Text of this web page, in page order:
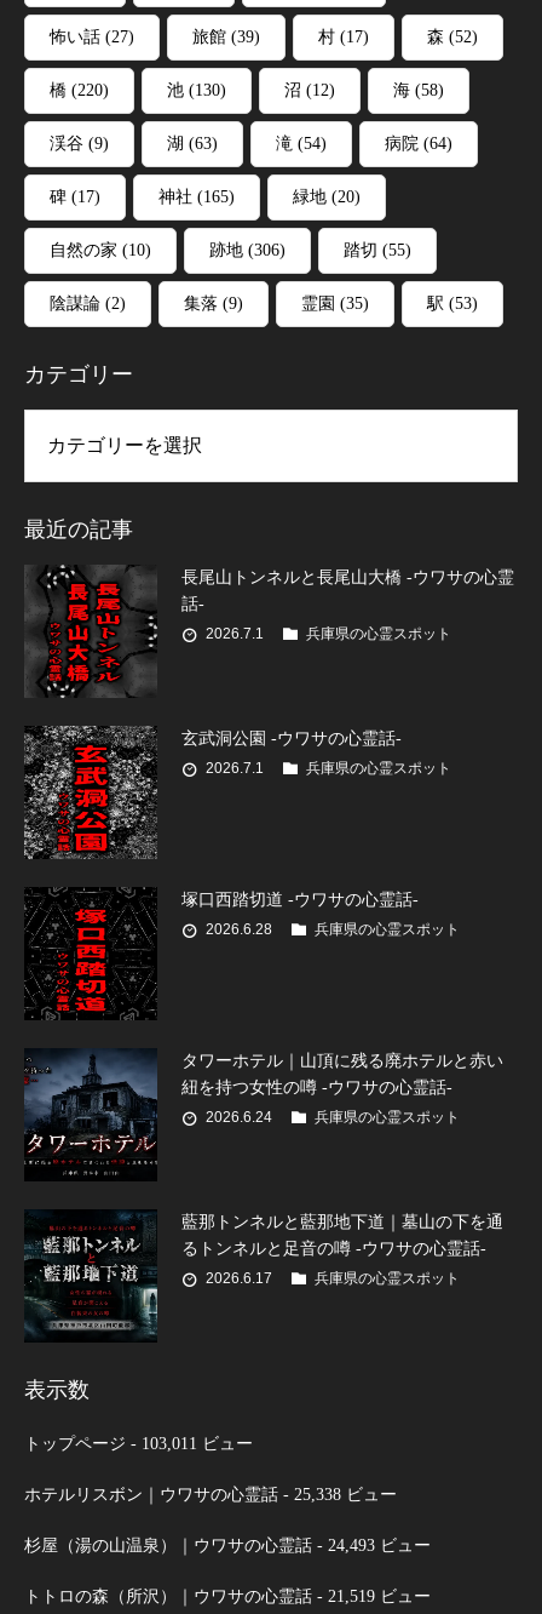
怖い話 (27) 旅館 (39) 村 (17) 森 (52)
橋 (220) 池 (130) 沼 (12) 海 (58)
渓谷 (9) 湖 (63) 滝 (54) 病院 (64)
碑 (17) 神社 (165) 緑地 (20)
自然の家 (10) 跡地 (306) 踏切 (55)
陰謀論 (2) 集落 (9) 霊園 (35) 駅 (53)
カテゴリー
最近の記事
長尾山トンネルと長尾山大橋 -ウワサの心霊
話-
2026.7.1 兵庫県の心霊スポット
玄武洞公園 -ウワサの心霊話-
2026.7.1 兵庫県の心霊スポット
塚口西踏切道 -ウワサの心霊話-
2026.6.28 兵庫県の心霊スポット
タワーホテル｜山頂に残る廃ホテルと赤い
紐を持つ女性の噂 -ウワサの心霊話-
2026.6.24 兵庫県の心霊スポット
藍那トンネルと藍那地下道｜墓山の下を通
るトンネルと足音の噂 -ウワサの心霊話-
2026.6.17 兵庫県の心霊スポット
表示数
トップページ - 103,011 ビュー
ホテルリスボン｜ウワサの心霊話 - 25,338 ビュー
杉屋（湯の山温泉）｜ウワサの心霊話 - 24,493 ビュー
トトロの森（所沢）｜ウワサの心霊話 - 21,519 ビュー